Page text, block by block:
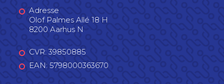
Adresse
Olof Palmes Allé 18 H
8200 Aarhus N
CVR: 39850885
EAN: 5798000363670